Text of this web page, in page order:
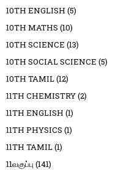
10TH ENGLISH (5)
10TH MATHS (10)
10TH SCIENCE (13)
10TH SOCIAL SCIENCE (5)
10TH TAMIL(12)
11TH CHEMISTRY(2)
11TH ENGLISH (1)
11TH PHYSICS (1)
11TH TAMIL(1)
11வகுப்பு (141)